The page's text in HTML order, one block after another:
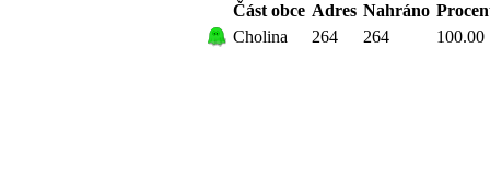
Část obce Adres Nahráno
Cholina
264 264 100.00